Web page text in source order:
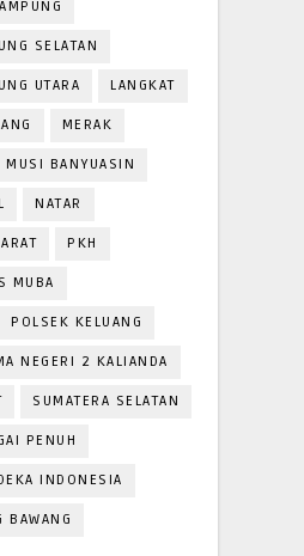
SELATAN
UTARA LANGKAT
MERAK
MUSI BANYUASIN
NATAR
PKH
MUBA
POLSEK KELUANG
NEGERI 2 KALIANDA
SUMATERA SELATAN
PENUH
INDONESIA
BAWANG